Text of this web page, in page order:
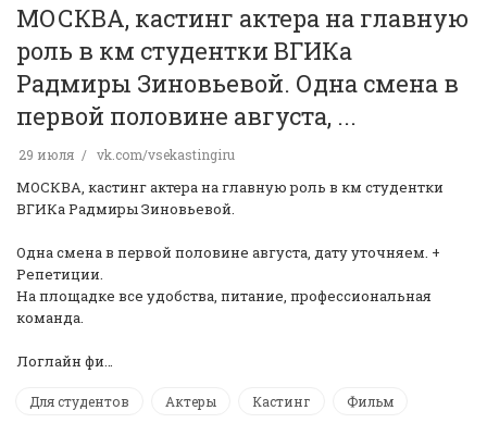
МОСКВА, кастинг актера на главную
роль в км студентки ВГИКа
Радмиры Зиновьевой. Одна смена в
первой половине августа, ...
29 июля vk.com/vsekastingiru
МОСКВА, кастинг актера на главную роль в км студентки
ВГИКа Радмиры Зиновьевой.
Одна смена в первой половине августа, дату уточняем. +
Репетиции.
На площадке все удобства, питание, профессиональная
команда.
Логлайн фи…
Для студентов Актеры Кастинг Фильм